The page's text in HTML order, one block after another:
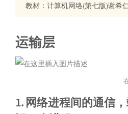
教材：计算机网络(第七版)谢希
运输层
1. 网络进程间的通信